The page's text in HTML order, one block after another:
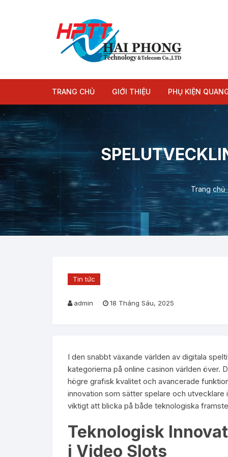
TRANG CHỦ GIỚI THIỆU PHỤ KIỆN
Dây nhảy quang
Trang chủ
Tin tức
admin 18 Tháng Sáu, 2025
I den snabbt växande världen av digitala
kategorierna på online casinon världen över.
högre grafisk kvalitet och avancerade
innovation som sätter spelare och
viktigt att blicka på både teknologiska
Teknologisk
i Video Slots